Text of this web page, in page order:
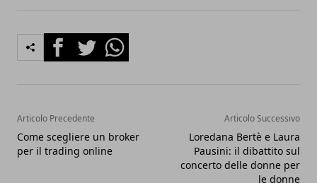
FacebookTwitterWhatsapp
Articolo Precedente
Come scegliere un broker
per il trading online
Articolo Successivo
Loredana Bertè e Laura
Pausini: il dibattito sul
concerto delle donne per
le donne